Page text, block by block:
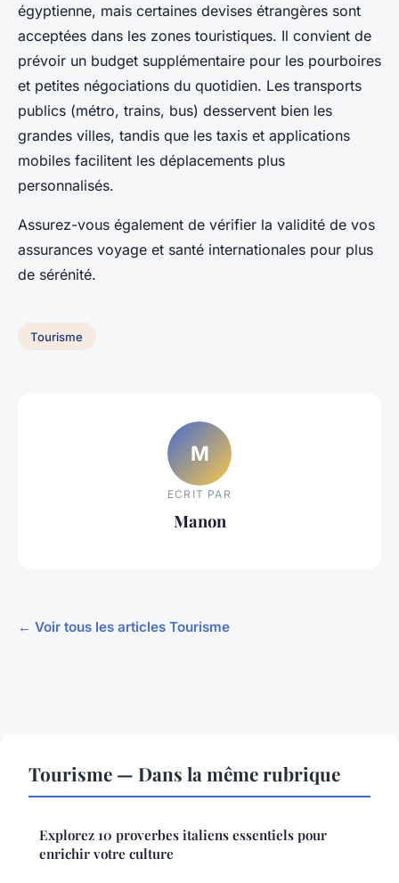
égyptienne, mais certaines devises étrangères sont
acceptées dans les zones touristiques. Il convient de
prévoir un budget supplémentaire pour les pourboires
et petites négociations du quotidien. Les transports
publics (métro, trains, bus) desservent bien les
grandes villes, tandis que les taxis et applications
mobiles facilitent les déplacements plus
personnalisés.
Assurez-vous également de vérifier la validité de vos
assurances voyage et santé internationales pour plus
de sérénité.
Tourisme
M
ECRIT PAR
Manon
← Voir tous les articles Tourisme
Tourisme — Dans la même rubrique
Explorez 10 proverbes italiens essentiels pour
enrichir votre culture